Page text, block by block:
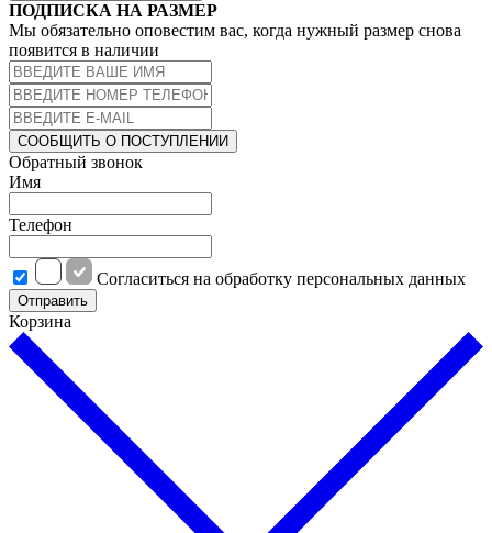
ПОДПИСКА НА РАЗМЕР
Мы обязательно оповестим вас, когда нужный размер снова
появится в наличии
СООБЩИТЬ О ПОСТУПЛЕНИИ
Обратный звонок
Имя
Телефон
Cогласиться на обработку персональных данных
Отправить
Корзина